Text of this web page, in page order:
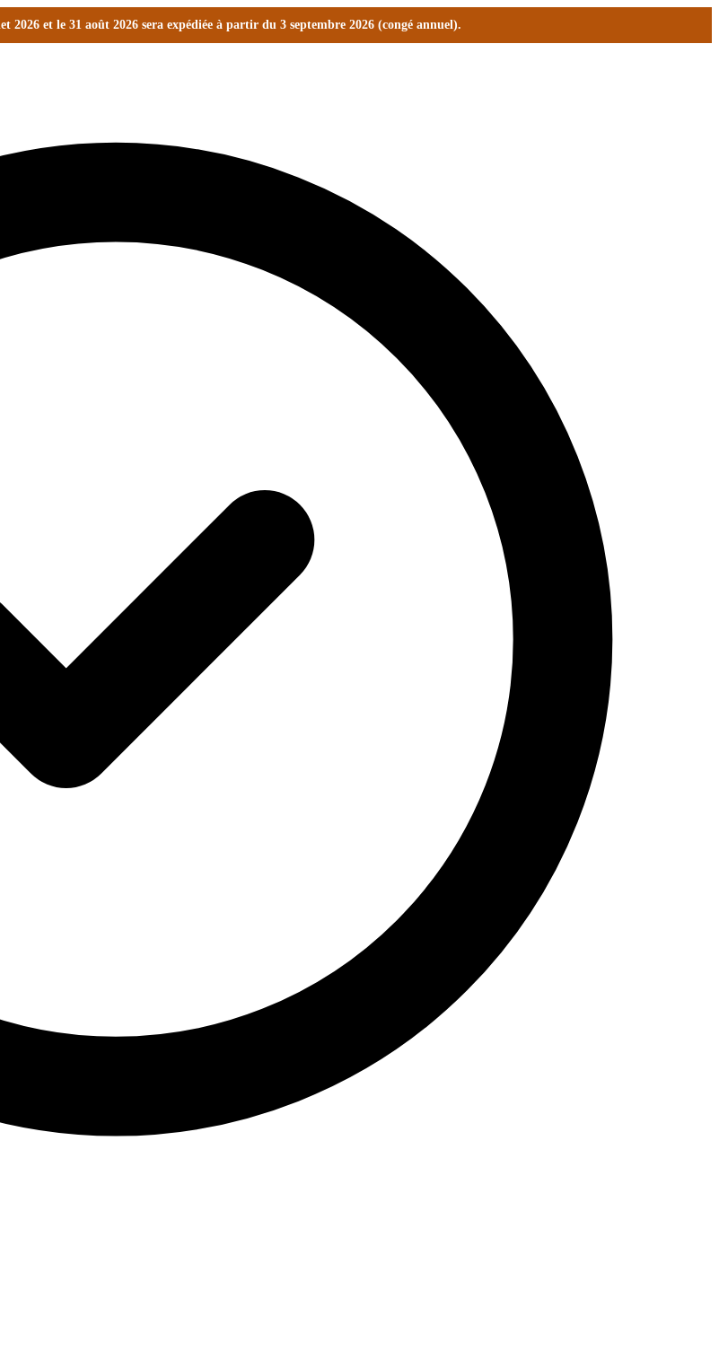
2026 et le 31 août 2026 sera expédiée à partir du 3 septembre 2026 (congé annuel).